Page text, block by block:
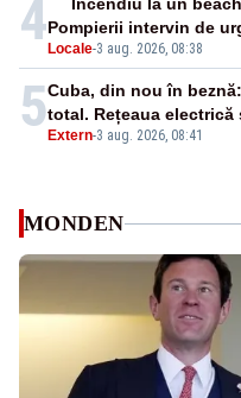
4 Locale-3 aug. 2026, 08:38
Pompierii intervin de
5 Extern-3 aug. 2026, 08:41
Cuba, din nou în
total. Rețeaua
MONDEN